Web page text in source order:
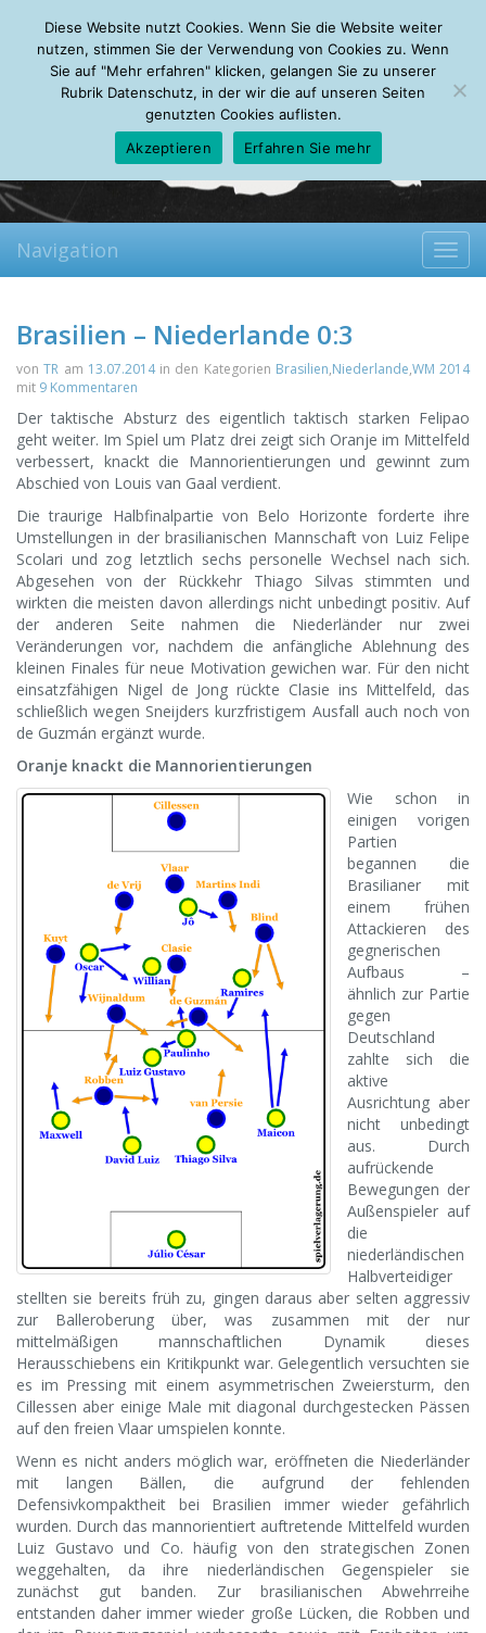
Wednesday, 05.08.2026
Mein Account
About Autoren Leseempfehlungen FAQ
Navigation
Brasilien – Niederlande 0:3
vonTR am 13.07.2014in den Kategorien Brasilien,Niederlande,WM 2014
mit 9 Kommentaren
Der taktische Absturz des eigentlich taktisch starken Felipao
geht weiter. Im Spiel um Platz drei zeigt sich Oranje im Mittelfeld
verbessert, knackt die Mannorientierungen und gewinnt zum
Abschied von Louis van Gaal verdient.
Die traurige Halbfinalpartie von Belo Horizonte forderte ihre
Umstellungen in der brasilianischen Mannschaft von Luiz Felipe
Scolari und zog letztlich sechs personelle Wechsel nach sich.
Abgesehen von der Rückkehr Thiago Silvas stimmten und
wirkten die meisten davon allerdings nicht unbedingt positiv. Auf
der anderen Seite nahmen die Niederländer nur zwei
Veränderungen vor, nachdem die anfängliche Ablehnung des
kleinen Finales für neue Motivation gewichen war. Für den nicht
einsatzfähigen Nigel de Jong rückte Clasie ins Mittelfeld, das
schließlich wegen Sneijders kurzfristigem Ausfall auch noch von
de Guzmán ergänzt wurde.
Oranje knackt die Mannorientierungen
Wie schon in
einigen vorigen
Partien
begannen die
Brasilianer mit
einem frühen
Attackieren des
gegnerischen
Aufbaus –
ähnlich zur Partie
gegen
Deutschland
zahlte sich die
aktive
Ausrichtung aber
nicht unbedingt
aus. Durch
aufrückende
Bewegungen der
Außenspieler auf
die
niederländischen
Halbverteidiger
stellten sie bereits früh zu, gingen daraus aber selten aggressiv
zur Balleroberung über, was zusammen mit der nur
mittelmäßigen mannschaftlichen Dynamik dieses
Herausschiebens ein Kritikpunkt war. Gelegentlich versuchten sie
es im Pressing mit einem asymmetrischen Zweiersturm, den
Cillessen aber einige Male mit diagonal durchgestecken Pässen
auf den freien Vlaar umspielen konnte.
Wenn es nicht anders möglich war, eröffneten die Niederländer
mit langen Bällen, die aufgrund der fehlenden
Defensivkompaktheit bei Brasilien immer wieder gefährlich
wurden. Durch das mannorientiert auftretende Mittelfeld wurden
Luiz Gustavo und Co. häufig von den strategischen Zonen
weggehalten, da ihre niederländischen Gegenspieler sie
zunächst gut banden. Zur brasilianischen Abwehrreihe
entstanden daher immer wieder große Lücken, die Robben und
Diese Website nutzt Cookies. Wenn Sie die Website weiter
nutzen, stimmen Sie der Verwendung von Cookies zu. Wenn
Sie auf "Mehr erfahren" klicken, gelangen Sie zu unserer
Rubrik Datenschutz, in der wir die auf unseren Seiten
genutzten Cookies auflisten.
Akzeptieren
Erfahren Sie mehr